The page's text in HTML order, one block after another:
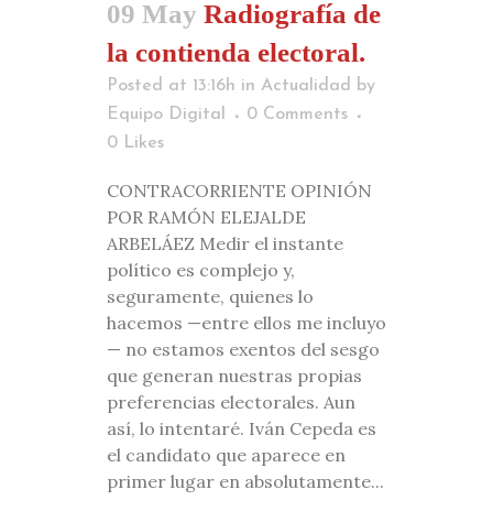
09 May Radiografía de
la contienda electoral.
Posted at 13:16h in Actualidad by
Equipo Digital
0 Comments
0 Likes
CONTRACORRIENTE OPINIÓN
POR RAMÓN ELEJALDE
ARBELÁEZ Medir el instante
político es complejo y,
seguramente, quienes lo
hacemos —entre ellos me incluyo
— no estamos exentos del sesgo
que generan nuestras propias
preferencias electorales. Aun
así, lo intentaré. Iván Cepeda es
el candidato que aparece en
primer lugar en absolutamente...